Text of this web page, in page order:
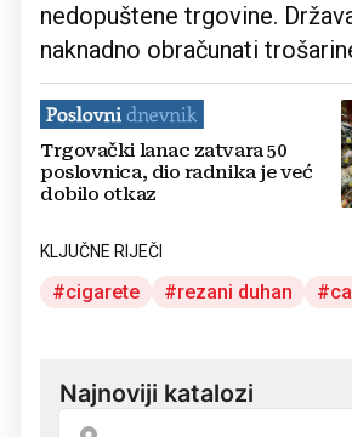
nedopuštene trgovine.
naknadno obračunati
Trgovački lanac zatvara 50
poslovnica, dio radnika je već
dobilo otkaz
KLJUČNE RIJEČI
cigarete rezani duhan